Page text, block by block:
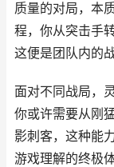
质量的对局，本
程，你从突击手
这便是团队内的
面对不同战局，
你或许需要从刚
影刺客，这种能
游戏理解的终极体